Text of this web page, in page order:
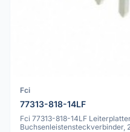
Fci
77313-818-14LF
Fci 77313-818-14LF
Buchsenleistensteckverbinder,